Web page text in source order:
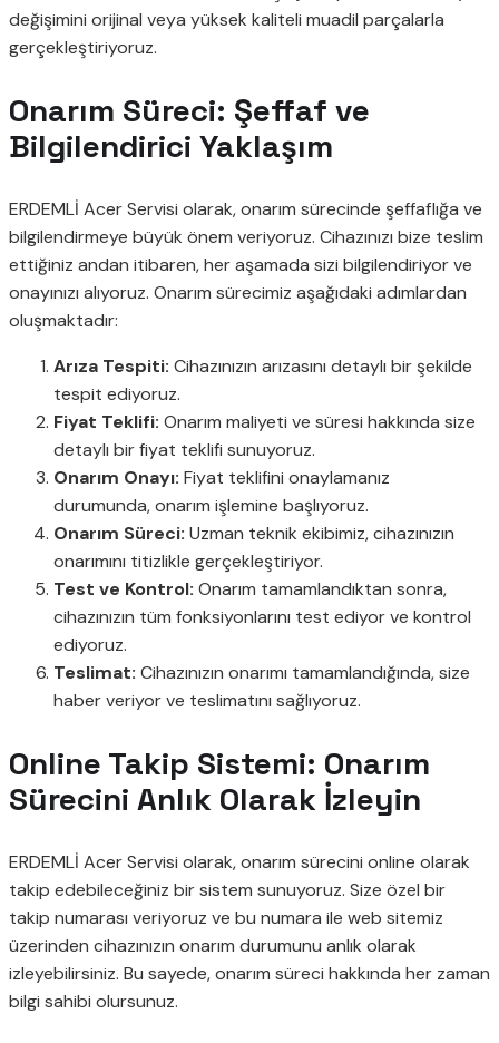
değişimini orijinal veya yüksek kaliteli muadil parçalarla
gerçekleştiriyoruz.
Onarım Süreci: Şeffaf ve
Bilgilendirici Yaklaşım
ERDEMLİ Acer Servisi olarak, onarım sürecinde şeffaflığa ve
bilgilendirmeye büyük önem veriyoruz. Cihazınızı bize teslim
ettiğiniz andan itibaren, her aşamada sizi bilgilendiriyor ve
onayınızı alıyoruz. Onarım sürecimiz aşağıdaki adımlardan
oluşmaktadır:
Arıza Tespiti: Cihazınızın arızasını detaylı bir şekilde
tespit ediyoruz.
Fiyat Teklifi: Onarım maliyeti ve süresi hakkında size
detaylı bir fiyat teklifi sunuyoruz.
Onarım Onayı: Fiyat teklifini onaylamanız
durumunda, onarım işlemine başlıyoruz.
Onarım Süreci: Uzman teknik ekibimiz, cihazınızın
onarımını titizlikle gerçekleştiriyor.
Test ve Kontrol: Onarım tamamlandıktan sonra,
cihazınızın tüm fonksiyonlarını test ediyor ve kontrol
ediyoruz.
Teslimat: Cihazınızın onarımı tamamlandığında, size
haber veriyor ve teslimatını sağlıyoruz.
Online Takip Sistemi: Onarım
Sürecini Anlık Olarak İzleyin
ERDEMLİ Acer Servisi olarak, onarım sürecini online olarak
takip edebileceğiniz bir sistem sunuyoruz. Size özel bir
takip numarası veriyoruz ve bu numara ile web sitemiz
üzerinden cihazınızın onarım durumunu anlık olarak
izleyebilirsiniz. Bu sayede, onarım süreci hakkında her zaman
bilgi sahibi olursunuz.